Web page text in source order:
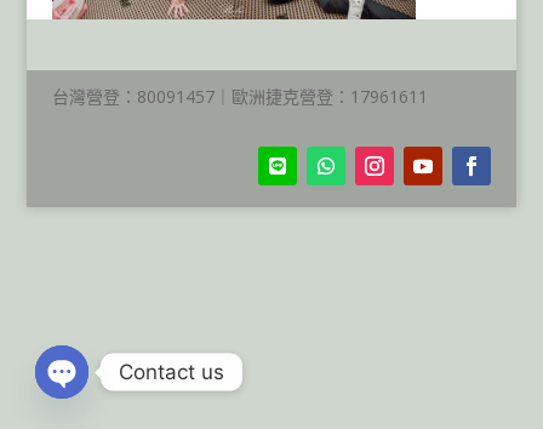
台灣營登：80091457｜歐洲捷克營登：17961611
Contact us